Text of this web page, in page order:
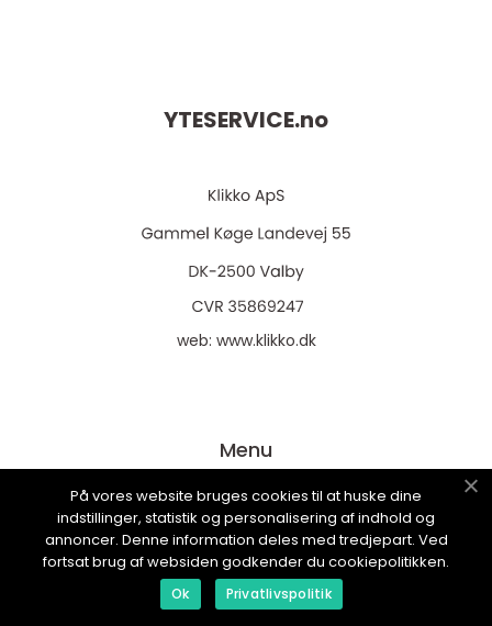
YTESERVICE.no
web: www.klikko.dk
Menu
Reklame
Om oss
Cookies
På vores website bruges cookies til at huske dine
indstillinger, statistik og personalisering af indhold og
annoncer. Denne information deles med tredjepart. Ved
fortsat brug af websiden godkender du cookiepolitikken.
Ok Privatlivspolitik